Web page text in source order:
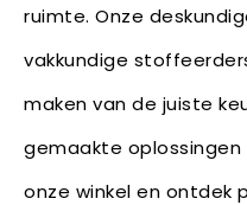
ruimte. Onze
vakkundige
maken van de juiste
gemaakte oplossingen
onze winkel en ontdek